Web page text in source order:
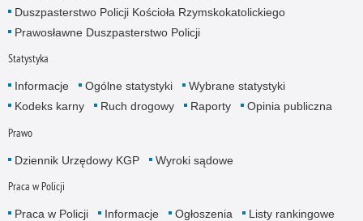
Duszpasterstwo Policji Kościoła Rzymskokatolickiego
Prawosławne Duszpasterstwo Policji
Statystyka
Informacje Ogólne statystyki
Wybrane statystyki
Kodeks karny
Ruch drogowy Raporty Opinia publiczna
Prawo
Dziennik Urzędowy KGP Wyroki sądowe
Praca w Policji
Praca w Policji Informacje Ogłoszenia
Listy rankingowe